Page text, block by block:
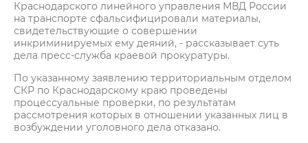
Краснодарского линейного управления МВД России
на транспорте сфальсифицировали материалы,
свидетельствующие о совершении
инкриминируемых ему деяний, - рассказывает суть
дела пресс-служба краевой прокуратуры.
По указанному заявлению территориальным отделом
СКР по Краснодарскому краю проведены
процессуальные проверки, по результатам
рассмотрения которых в отношении указанных лиц в
возбуждении уголовного дела отказано.